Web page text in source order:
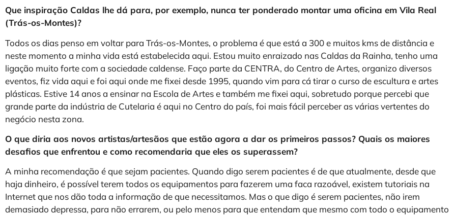
Que inspiração Caldas lhe dá para, por exemplo, nunca ter ponderado montar uma oficina em Vila Real
(Trás-os-Montes)?
Todos os dias penso em voltar para Trás-os-Montes, o problema é que está a 300 e muitos kms de distância e
neste momento a minha vida está estabelecida aqui. Estou muito enraizado nas Caldas da Rainha, tenho uma
ligação muito forte com a sociedade caldense. Faço parte da CENTRA, do Centro de Artes, organizo diversos
eventos, fiz vida aqui e foi aqui onde me fixei desde 1995, quando vim para cá tirar o curso de escultura e artes
plásticas. Estive 14 anos a ensinar na Escola de Artes e também me fixei aqui, sobretudo porque percebi que
grande parte da indústria de Cutelaria é aqui no Centro do país, foi mais fácil perceber as várias vertentes do
negócio nesta zona.
O que diria aos novos artistas/artesãos que estão agora a dar os primeiros passos? Quais os maiores
desafios que enfrentou e como recomendaria que eles os superassem?
A minha recomendação é que sejam pacientes. Quando digo serem pacientes é de que atualmente, desde que
haja dinheiro, é possível terem todos os equipamentos para fazerem uma faca razoável, existem tutoriais na
Internet que nos dão toda a informação de que necessitamos. Mas o que digo é serem pacientes, não irem
demasiado depressa, para não errarem, ou pelo menos para que entendam que mesmo com todo o equipamento